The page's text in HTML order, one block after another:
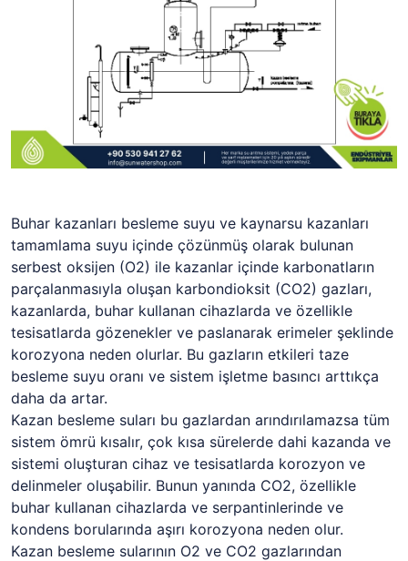
Buhar kazanları besleme suyu ve kaynarsu kazanları
tamamlama suyu içinde çözünmüş olarak bulunan
serbest oksijen (O2) ile kazanlar içinde karbonatların
parçalanmasıyla oluşan karbondioksit (CO2) gazları,
kazanlarda, buhar kullanan cihazlarda ve özellikle
tesisatlarda gözenekler ve paslanarak erimeler şeklinde
korozyona neden olurlar. Bu gazların etkileri taze
besleme suyu oranı ve sistem işletme basıncı arttıkça
daha da artar.
Kazan besleme suları bu gazlardan arındırılamazsa tüm
sistem ömrü kısalır, çok kısa sürelerde dahi kazanda ve
sistemi oluşturan cihaz ve tesisatlarda korozyon ve
delinmeler oluşabilir. Bunun yanında CO2, özellikle
buhar kullanan cihazlarda ve serpantinlerinde ve
kondens borularında aşırı korozyona neden olur.
Kazan besleme sularının O2 ve CO2 gazlarından